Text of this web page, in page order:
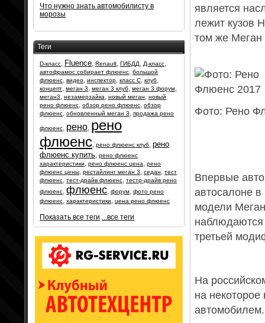
является
лежит кузов
том же Меган
Фото: Рено
Впервые
автосалоне
модели
наблюдаются
третьей
На
на
автомобилем.
Что нужно знать автомобилисту в
морозы
Теги
D-класс, Fluence, Renault, ГИБДД, Д-класс,
автофрамос собирает флюенс, большой
флюенс, видео, инспектор, класс С, клуб,
концепт, меган 3, меган 3 клуб, меган 3 форум,
меган3, незамерзайка, новый меган, новый
рено флюенс, обзор рено флюенс, обзор
флюенс, обновленный меган 3, продажа рено
флюенс, рено, рено
флюенс, рено флюенс клуб, рено
флюенс купить, рено флюенс
характеристики, рено флюенс цена, рено
флюенс цены, рестайлинг меган 3, седан, тест
флюенс, тест-драйв флюенс, тестр-драйв рено
флюенс, флюенс, форум, фото рено
флюенс, характеристики, цена рено флюенс
Показать все теги ...все теги